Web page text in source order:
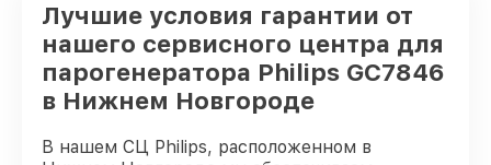
Лучшие условия гарантии от
нашего сервисного центра для
парогенератора Philips GC7846
в Нижнем Новгороде
В нашем СЦ Philips, расположенном в